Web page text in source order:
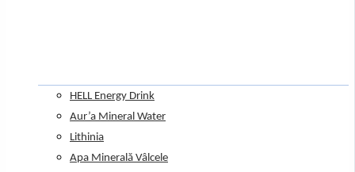
HELL Energy Drink
Aur’a Mineral Water
Lithinia
Apa Minerală Vâlcele